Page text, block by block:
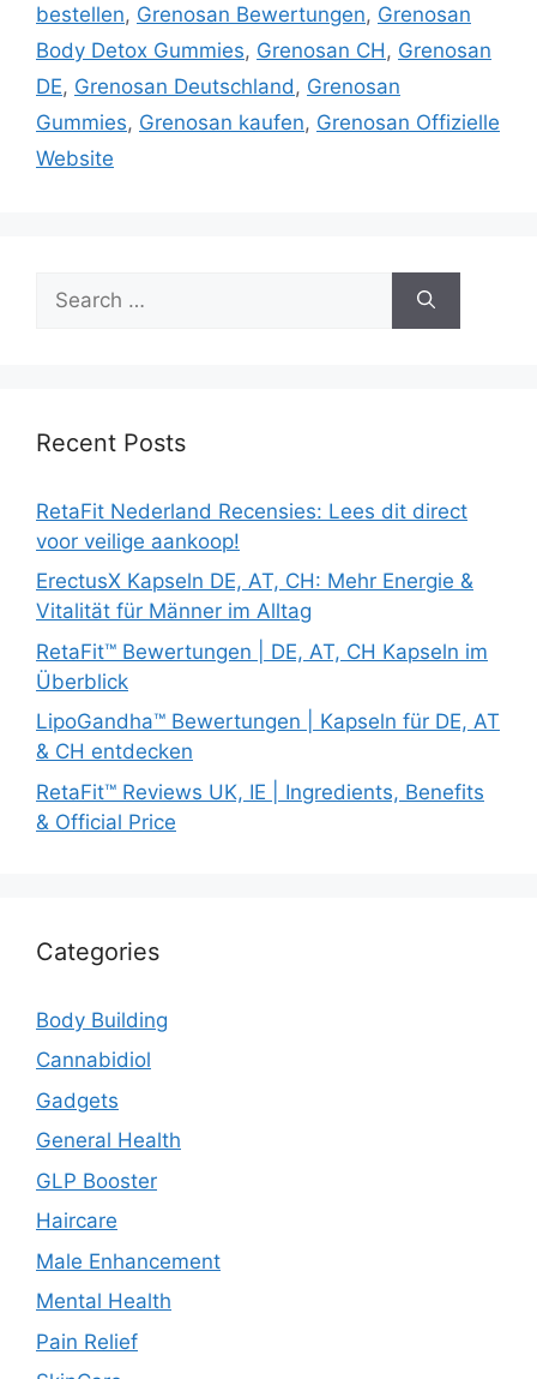
bestellen, Grenosan Bewertungen, Grenosan
Body Detox Gummies, Grenosan CH , Grenosan
DE, Grenosan Deutschland , Grenosan
Gummies, Grenosan kaufen, Grenosan Offizielle
Website
for:
Recent Posts
RetaFit Nederland Recensies: Lees dit direct
voor veilige aankoop!
ErectusX Kapseln DE, AT, CH: Mehr Energie &
Vitalität für Männer im Alltag
RetaFit™ Bewertungen | DE, AT, CH Kapseln im
Überblick
LipoGandha™ Bewertungen | Kapseln für DE, AT
& CH entdecken
RetaFit™ Reviews UK, IE | Ingredients, Benefits
& Official Price
Categories
Body Building
Cannabidiol
Gadgets
General Health
GLP Booster
Haircare
Male Enhancement
Mental Health
Pain Relief